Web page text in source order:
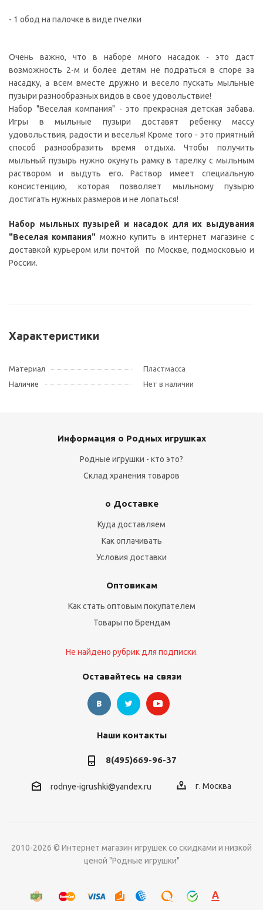
- 1 обод на палочке в виде пчелки
Очень важно, что в наборе много насадок - это даст
возможность 2-м и более детям не подраться в споре за
насадку, а всем вместе дружно и весело пускать мыльные
пузыри разнообразных видов в свое удовольствие!
Набор "Веселая компания" - это прекрасная детская забава.
Игры в мыльные пузыри доставят ребенку массу
удовольствия, радости и веселья! Кроме того - это приятный
способ разнообразить время отдыха. Чтобы получить
мыльный пузырь нужно окунуть рамку в тарелку с мыльным
раствором и выдуть его. Раствор имеет специальную
консистенцию, которая позволяет мыльному пузырю
достигать нужных размеров и не лопаться!
Набор мыльных пузырей и насадок для их выдувания
"Веселая компания" можно купить в интернет магазине с
доставкой курьером или почтой по Москве, подмосковью и
России.
Характеристики
Материал
Пластмасса
Наличие
Нет в наличии
Информация о Родных игрушках
Родные игрушки - кто это?
Склад хранения товаров
о Доставке
Куда доставляем
Как оплачивать
Условия доставки
Оптовикам
Как стать оптовым покупателем
Товары по Брендам
Не найдено рубрик для подписки.
Оставайтесь на связи
Наши контакты
8(495)669-96-37
rodnye-igrushki@yandex.ru г. Москва
2010-2026 © Интернет магазин игрушек со скидками и низкой
ценой "Родные игрушки"